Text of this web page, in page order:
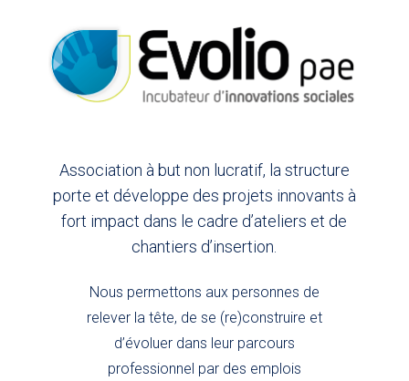
Association à but non lucratif, la structure
porte et développe des projets innovants à
fort impact dans le cadre d’ateliers et de
chantiers d’insertion.
Nous permettons aux personnes de
relever la tête, de se (re)construire et
d’évoluer dans leur parcours
professionnel par des emplois